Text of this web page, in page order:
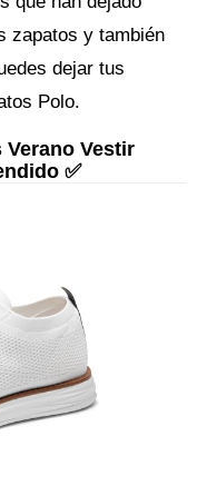
zapatos y también
dejar tus
Polo.
Vestir
✅